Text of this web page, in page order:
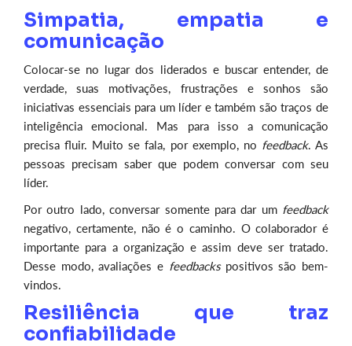
Simpatia, empatia e
comunicação
Colocar-se no lugar dos liderados e buscar entender, de
verdade, suas motivações, frustrações e sonhos são
iniciativas essenciais para um líder e também são traços de
inteligência emocional. Mas para isso a comunicação
precisa fluir. Muito se fala, por exemplo, no feedback. As
pessoas precisam saber que podem conversar com seu
líder.
Por outro lado, conversar somente para dar um feedback
negativo, certamente, não é o caminho. O colaborador é
importante para a organização e assim deve ser tratado.
Desse modo, avaliações e feedbacks positivos são bem-
vindos.
Resiliência que traz
confiabilidade